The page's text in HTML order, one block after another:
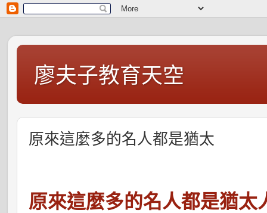
廖夫子教育天空
原來這麼多的名人都是猶太
原來這麼多的名人都是猶太